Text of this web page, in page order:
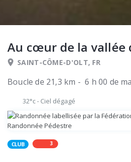
Au cœur de la vallée
SAINT-CÔME-D'OLT, FR
Boucle de 21,3 km - 6 h 00 de
32°c- Ciel dégagé
CLUB 3